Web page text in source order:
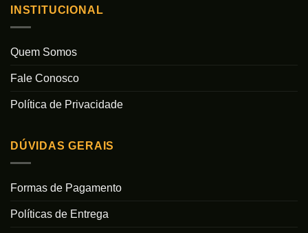
INSTITUCIONAL
Quem Somos
Fale Conosco
Política de Privacidade
DÚVIDAS GERAIS
Formas de Pagamento
Políticas de Entrega